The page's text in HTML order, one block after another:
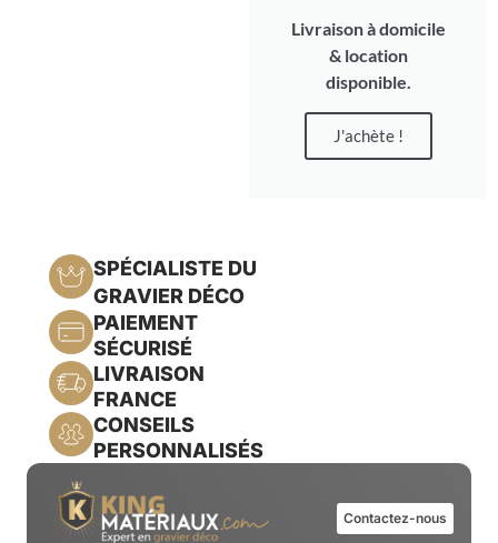
Livraison à domicile
& location
disponible.
J'achète !
SPÉCIALISTE DU
GRAVIER DÉCO
PAIEMENT
SÉCURISÉ
LIVRAISON
FRANCE
CONSEILS
PERSONNALISÉS
Contactez-nous